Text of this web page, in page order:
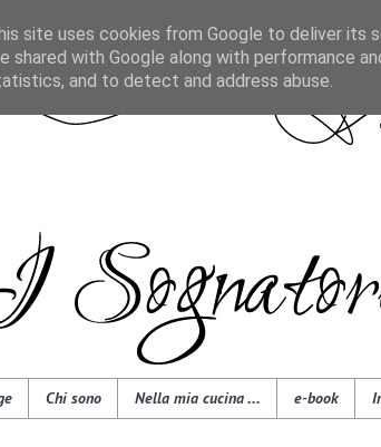
Chi sono Nella mia cucina ... e-book
site uses cookies from Google to deliver its
shared with Google along with performance
and to detect and address abuse.